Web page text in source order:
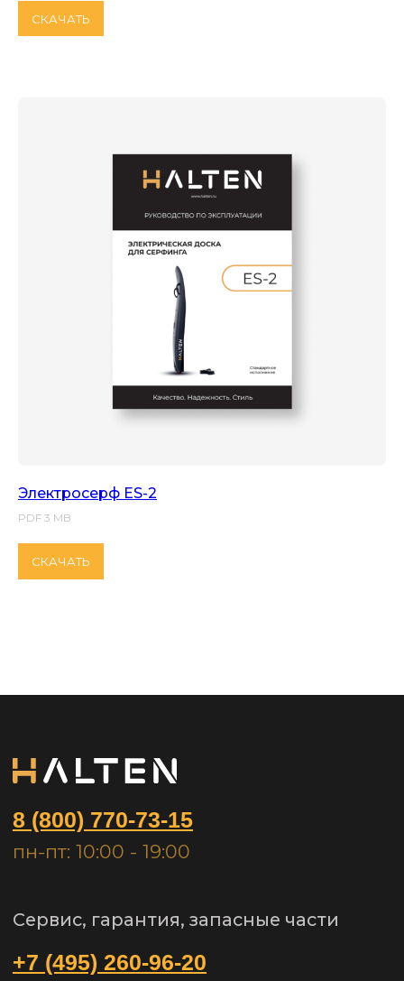
СКАЧАТЬ
Электросерф ES-2
PDF 3 MB
СКАЧАТЬ